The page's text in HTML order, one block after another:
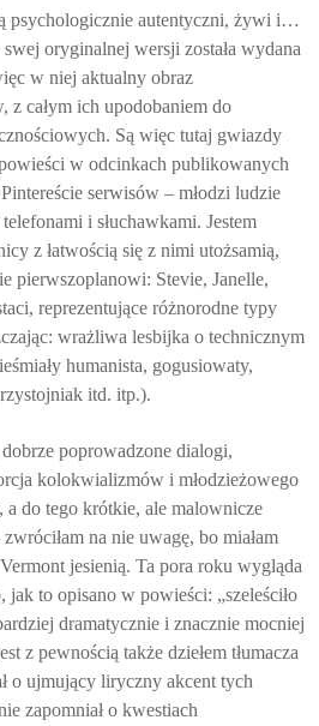
psychologicznie autentyczni, żywi i…
oryginalnej wersji została wydana
w niej aktualny obraz
z całym ich upodobaniem do
Są więc tutaj gwiazdy
w odcinkach publikowanych
serwisów – młodzi ludzie
i słuchawkami. Jestem
z łatwością się z nimi utożsamią,
pierwszoplanowi: Stevie, Janelle,
reprezentujące różnorodne typy
wrażliwa lesbijka o technicznym
humanista, gogusiowaty,
itd. itp.).
poprowadzone dialogi,
kolokwializmów i młodzieżowego
a do tego krótkie, ale malownicze
na nie uwagę, bo miałam
jesienią. Ta pora roku wygląda
jak to opisano w powieści: „szeleściło
dramatycznie i znacznie mocniej
z pewnością także dziełem tłumacza
o ujmujący liryczny akcent tych
zapomniał o kwestiach